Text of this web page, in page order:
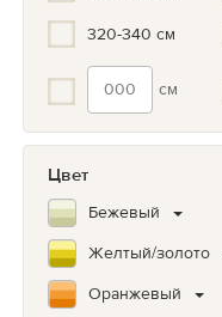
320-340 см
см
Цвет
Бежевый
Желтый/золото
Оранжевый